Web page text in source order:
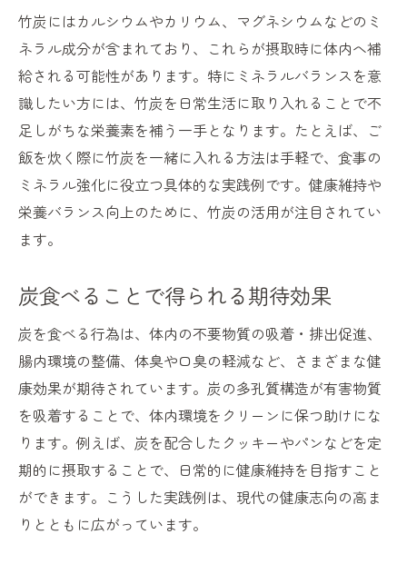
竹炭にはカルシウムやカリウム、マグネシウムなどのミ
ネラル成分が含まれており、これらが摂取時に体内へ補
給される可能性があります。特にミネラルバランスを意
識したい方には、竹炭を日常生活に取り入れることで不
足しがちな栄養素を補う一手となります。たとえば、ご
飯を炊く際に竹炭を一緒に入れる方法は手軽で、食事の
ミネラル強化に役立つ具体的な実践例です。健康維持や
栄養バランス向上のために、竹炭の活用が注目されてい
ます。
炭食べることで得られる期待効果
炭を食べる行為は、体内の不要物質の吸着・排出促進、
腸内環境の整備、体臭や口臭の軽減など、さまざまな健
康効果が期待されています。炭の多孔質構造が有害物質
を吸着することで、体内環境をクリーンに保つ助けにな
ります。例えば、炭を配合したクッキーやパンなどを定
期的に摂取することで、日常的に健康維持を目指すこと
ができます。こうした実践例は、現代の健康志向の高ま
りとともに広がっています。